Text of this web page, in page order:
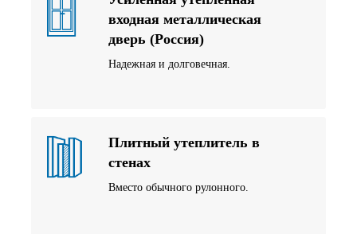
входная металлическая
дверь (Россия)
Надежная и долговечная.
Плитный утеплитель в
стенах
Вместо обычного рулонного.